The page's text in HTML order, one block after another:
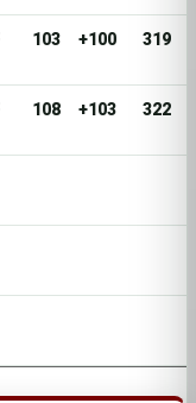
103 +100 319
108 +103 322